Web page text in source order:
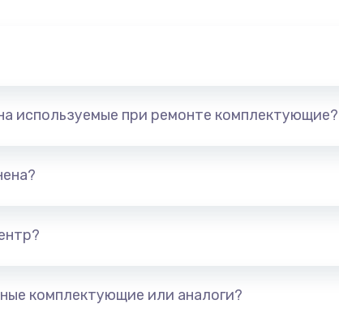
используемые при ремонте комплектующие?
комплектующие или аналоги?